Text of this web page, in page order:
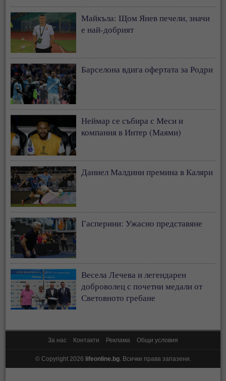
Майкъла: Щом Янев печели, значи
е най-добрият
Барселона вдига офертата за Родри
Неймар се събира с Меси и
компания в Интер (Маями)
Даниел Малдини премина в Каляри
Гасперини: Ужасно представяне
Весела Лечева и легендарен
доброволец с почетни медали от
Световното гребане
За нас Контакти Реклама Общи условия
© Copyright 2026 lifeonline.bg. Всички права запазени.